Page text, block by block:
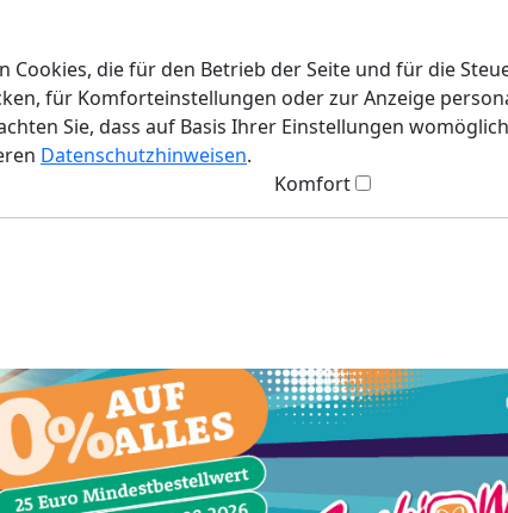
die für den Betrieb der Seite und für die
für Komforteinstellungen oder zur Anzeige
Sie, dass auf Basis Ihrer Einstellungen
Datenschutzhinweisen.
Komfort